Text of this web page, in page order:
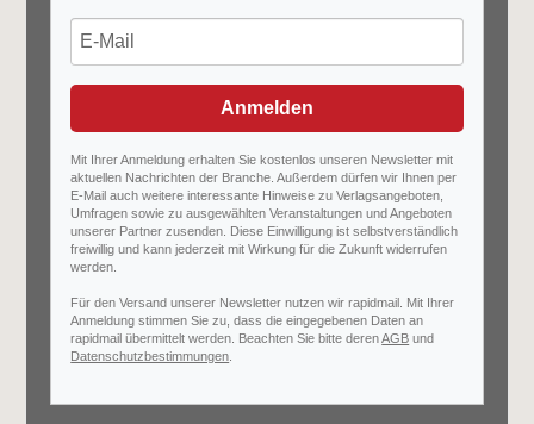
Anmelden
Mit Ihrer Anmeldung erhalten Sie kostenlos unseren Newsletter mit
aktuellen Nachrichten der Branche. Außerdem dürfen wir Ihnen per
E-Mail auch weitere interessante Hinweise zu Verlagsangeboten,
Umfragen sowie zu ausgewählten Veranstaltungen und Angeboten
unserer Partner zusenden. Diese Einwilligung ist selbstverständlich
freiwillig und kann jederzeit mit Wirkung für die Zukunft widerrufen
werden.
Für den Versand unserer Newsletter nutzen wir rapidmail. Mit Ihrer
Anmeldung stimmen Sie zu, dass die eingegebenen Daten an
rapidmail übermittelt werden. Beachten Sie bitte derenAGB und
Datenschutzbestimmungen